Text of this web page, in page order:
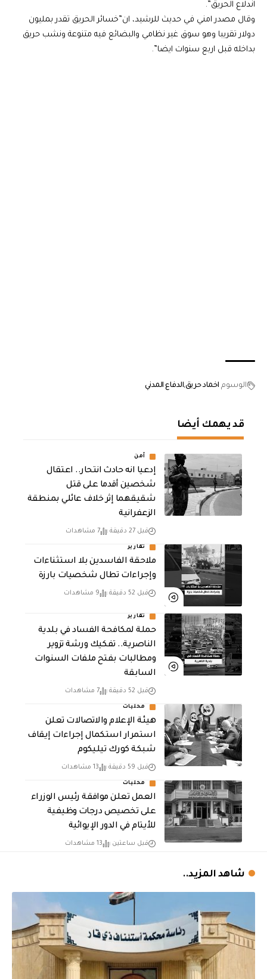
اندلاع الحريق”.
وقال مصدر امني في حديث للرشيد، ان”خسائر الحريق تقدر بمليون
دولار تقريبا وهو سوق غير نظامي والبضائع فيه متنوعة ونشب حريق
بداخله قبل اربع سنوات ايضا”.
الوسوم اخماد حريقالدفاع المدني
قد يهمك أيضا
أمن
إدعيا انه حادث انتحار.. اعتقال
شخصين أقدما على قتل
شقيقهما إثر خلاف عائلي بمنطقة
الزعفرانية
قبل 27 دقيقة 7 مشاهدات
تقارير
ملاحقة الفاسدين بلا استثناءات
وإجراءات تطال شخصيات بارزة
قبل 52 دقيقة 9 مشاهدات
تقارير
حملة لمكافحة الفساد في بلدية
الناصرية.. تفكيك ورشة تزوير
ومطالبات بفتح ملفات السنوات
السابقة
قبل 52 دقيقة 7 مشاهدات
محليات
هيئة الإعلام والاتصالات تعلن
استمرار استكمال إجراءات إيقاف
شبكة كورك تيليكوم
قبل 59 دقيقة 13 مشاهدات
محليات
العمل تعلن موافقة رئيس الوزراء
على تخصيص درجات وظيفية
للأيتام في الدور الإيوائية
قبل ساعتين 13 مشاهدات
شاهد المزيد..